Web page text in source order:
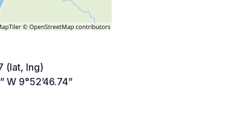
(lat, lng)
W 9°52’46.74”